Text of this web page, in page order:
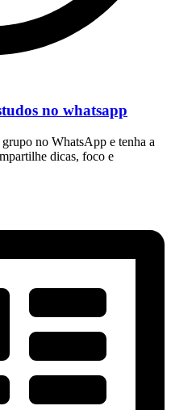
no whatsapp
no WhatsApp e tenha a
dicas, foco e